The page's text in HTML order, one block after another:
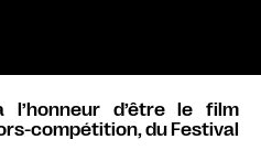
l’honneur d’être le film
compétition, du Festival